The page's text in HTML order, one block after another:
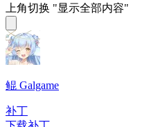
上角切换 "显示全部内容"
鲲 Galgame
补丁